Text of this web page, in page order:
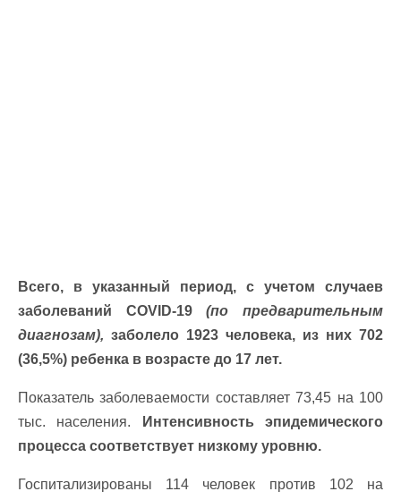
Всего, в указанный период, с учетом случаев
заболеваний COVID-19(по предварительным
диагнозам), заболело 1923 человека, из них 702
(36,5%) ребенка в возрасте до 17 лет.
Показатель заболеваемости составляет 73,45 на 100
тыс. населения.
Интенсивность эпидемического
процесса соответствует низкому уровню.
Госпитализированы 114 человек против 102 на